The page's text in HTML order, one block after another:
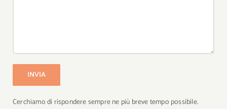
Cerchiamo di rispondere sempre ne più breve tempo possibile.